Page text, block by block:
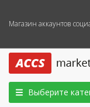
Магазин аккаунтов
Выберите